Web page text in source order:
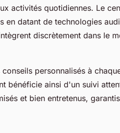
activités quotidiennes. Le
en datant de technologies
discrètement dans le
personnalisés à
bénéficie ainsi d'un suivi
et bien entretenus,